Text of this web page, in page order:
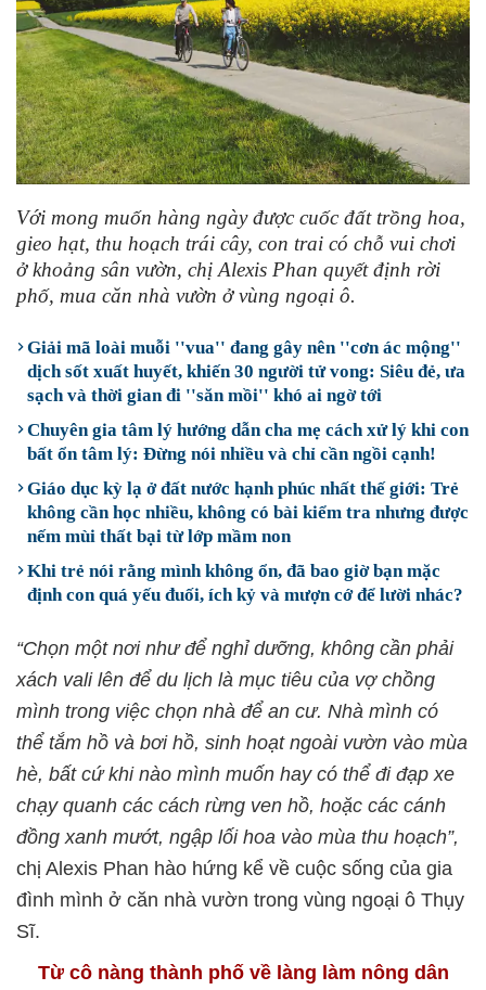
Với mong muốn hàng ngày được cuốc đất trồng hoa,
gieo hạt, thu hoạch trái cây, con trai có chỗ vui chơi
ở khoảng sân vườn, chị Alexis Phan quyết định rời
phố, mua căn nhà vườn ở vùng ngoại ô.
Giải mã loài muỗi ''vua'' đang gây nên ''cơn ác mộng''
dịch sốt xuất huyết, khiến 30 người tử vong: Siêu đẻ, ưa
sạch và thời gian đi ''săn mồi'' khó ai ngờ tới
Chuyên gia tâm lý hướng dẫn cha mẹ cách xử lý khi con
bất ổn tâm lý: Đừng nói nhiều và chỉ cần ngồi cạnh!
Giáo dục kỳ lạ ở đất nước hạnh phúc nhất thế giới: Trẻ
không cần học nhiều, không có bài kiểm tra nhưng được
nếm mùi thất bại từ lớp mầm non
Khi trẻ nói rằng mình không ổn, đã bao giờ bạn mặc
định con quá yếu đuối, ích kỷ và mượn cớ để lười nhác?
“Chọn một nơi như để nghỉ dưỡng, không cần phải
xách vali lên để du lịch là mục tiêu của vợ chồng
mình trong việc chọn nhà để an cư. Nhà mình có
thể tắm hồ và bơi hồ, sinh hoạt ngoài vườn vào mùa
hè, bất cứ khi nào mình muốn hay có thể đi đạp xe
chạy quanh các cách rừng ven hồ, hoặc các cánh
đồng xanh mướt, ngập lối hoa vào mùa thu hoạch”,
chị Alexis Phan hào hứng kể về cuộc sống của gia
đình mình ở căn nhà vườn trong vùng ngoại ô Thụy
Sĩ.
Từ cô nàng thành phố về làng làm nông dân